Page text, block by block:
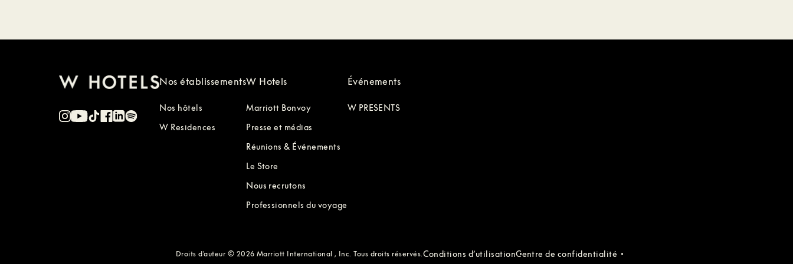
Nos établissements
Nos hôtels
W Residences
W Hotels
Marriott Bonvoy
Presse et médias
Réunions & Événements
Le Store
Nous recrutons
Professionnels du voyage
Événements
W PRESENTS
Droits d'auteur © 2026 Marriott International , Inc. Tous droits réservés. Conditions d’utilisationCentre de confidentialité